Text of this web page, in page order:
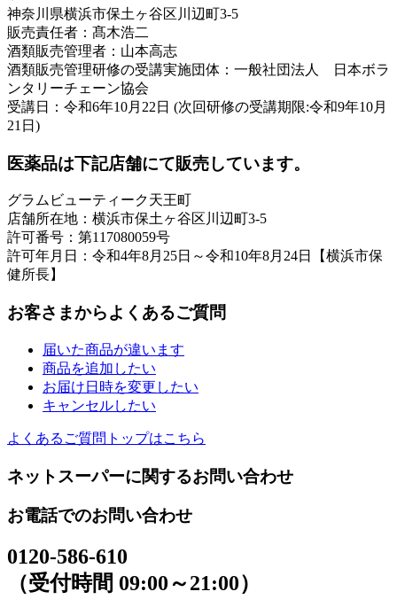
神奈川県横浜市保土ヶ谷区川辺町3-5
販売責任者：髙木浩二
酒類販売管理者：山本高志
酒類販売管理研修の受講実施団体：一般社団法人 日本ボラ
ンタリーチェーン協会
受講日：令和6年10月22日 (次回研修の受講期限:令和9年10月
21日)
医薬品は下記店舗にて販売しています。
グラムビューティーク天王町
店舗所在地：横浜市保土ヶ谷区川辺町3-5
許可番号：第117080059号
許可年月日：令和4年8月25日～令和10年8月24日【横浜市保
健所長】
お客さまからよくあるご質問
届いた商品が違います
商品を追加したい
お届け日時を変更したい
キャンセルしたい
よくあるご質問トップはこちら
ネットスーパーに関するお問い合わせ
お電話でのお問い合わせ
0120-586-610
（受付時間 09:00～21:00）